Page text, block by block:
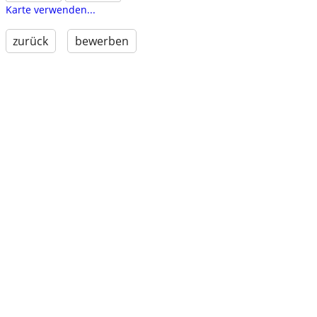
Karte verwenden...
zurück bewerben